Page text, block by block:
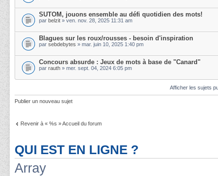
SUTOM, jouons ensemble au défi quotidien des mots!
par belzit » ven. nov. 28, 2025 11:31 am
Blagues sur les roux/rousses - besoin d'inspiration
par sebdebytes » mar. juin 10, 2025 1:40 pm
Concours absurde : Jeux de mots à base de "Canard"
par rauth » mer. sept. 04, 2024 6:05 pm
Afficher les sujets
Publier un nouveau sujet
Revenir à « %s » Accueil du forum
QUI EST EN LIGNE ?
Array